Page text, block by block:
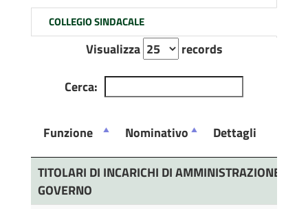
COLLEGIO SINDACALE
Visualizza
records
Cerca:
Funzione Nominativo Dettagli
Funzione
Nominativo Dettagli
TITOLARI DI INCARICHI DI AMMINISTRAZIONE, DI
GOVERNO